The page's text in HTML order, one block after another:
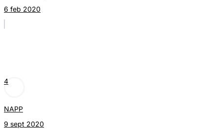
6 feb 2020
4
NAPP
9 sept 2020